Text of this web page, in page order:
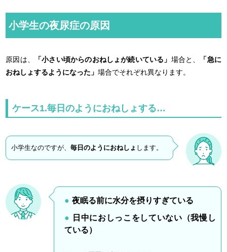
小学生の夜尿症の原因
原因は、 「小さい頃からのおねしょが続いている」 場合と、
「急に
おねしょするようになった」場合でそれぞれ異なります。
ケース1.毎日のようにおねしょする…
小学生なのですが、毎日のようにおねしょ します。
夜眠る前に水分を摂りすぎている
日中におしっこをしていない（我慢し
ている）